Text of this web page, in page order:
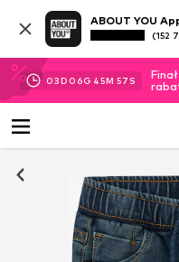
ABOUT YOU
(152
03D 06G 45M 56 S